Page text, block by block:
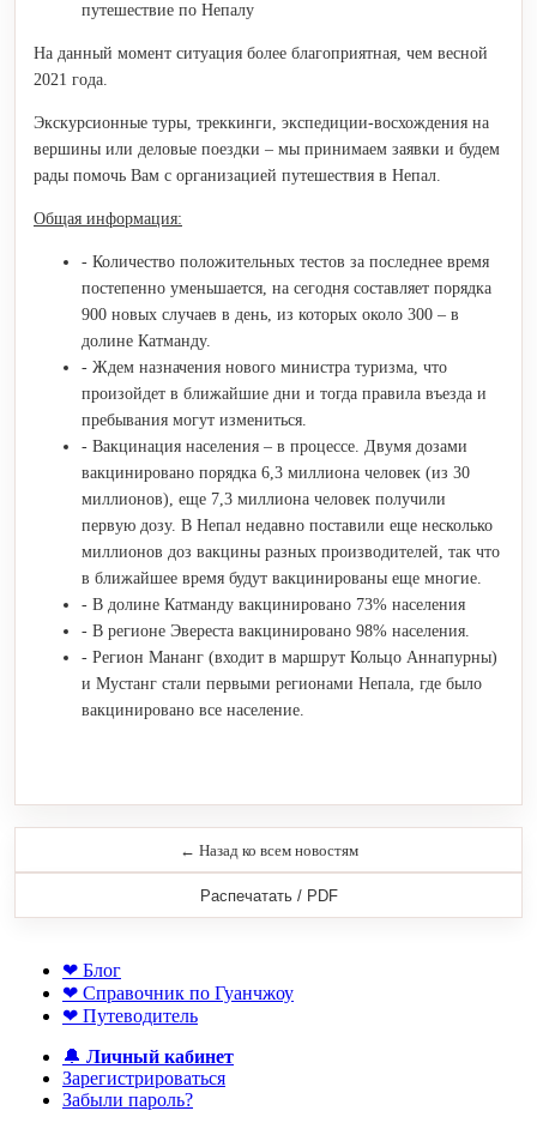
путешествие по Непалу
На данный момент ситуация более благоприятная, чем весной
2021 года.
Экскурсионные туры, треккинги, экспедиции-восхождения на
вершины или деловые поездки – мы принимаем заявки и будем
рады помочь Вам с организацией путешествия в Непал.
Общая информация:
- Количество положительных тестов за последнее время
постепенно уменьшается, на сегодня составляет порядка
900 новых случаев в день, из которых около 300 – в
долине Катманду.
- Ждем назначения нового министра туризма, что
произойдет в ближайшие дни и тогда правила въезда и
пребывания могут измениться.
- Вакцинация населения – в процессе. Двумя дозами
вакцинировано порядка 6,3 миллиона человек (из 30
миллионов), еще 7,3 миллиона человек получили
первую дозу. В Непал недавно поставили еще несколько
миллионов доз вакцины разных производителей, так что
в ближайшее время будут вакцинированы еще многие.
- В долине Катманду вакцинировано 73% населения
- В регионе Эвереста вакцинировано 98% населения.
- Регион Мананг (входит в маршрут Кольцо Аннапурны)
и Мустанг стали первыми регионами Непала, где было
вакцинировано все население.
← Назад ко всем новостям
Распечатать / PDF
❤ Блог
❤ Справочник по Гуанчжоу
❤ Путеводитель
🔔 Личный кабинет
Зарегистрироваться
Забыли пароль?